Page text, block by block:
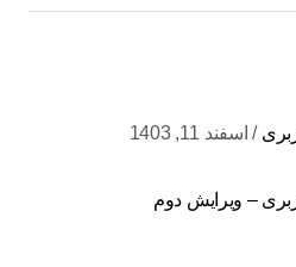
اسفند 11, 1403
– ویرایش دوم